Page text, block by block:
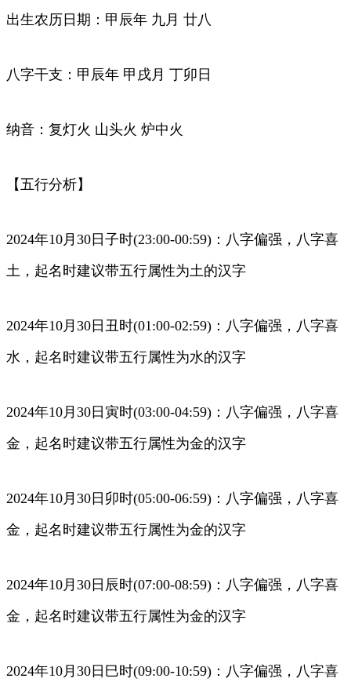
出生农历日期：甲辰年 九月 廿八
八字干支：甲辰年 甲戌月 丁卯日
纳音：复灯火 山头火 炉中火
【五行分析】
2024年10月30日子时(23:00-00:59)：八字偏强，八字喜
土，起名时建议带五行属性为土的汉字
2024年10月30日丑时(01:00-02:59)：八字偏强，八字喜
水，起名时建议带五行属性为水的汉字
2024年10月30日寅时(03:00-04:59)：八字偏强，八字喜
金，起名时建议带五行属性为金的汉字
2024年10月30日卯时(05:00-06:59)：八字偏强，八字喜
金，起名时建议带五行属性为金的汉字
2024年10月30日辰时(07:00-08:59)：八字偏强，八字喜
金，起名时建议带五行属性为金的汉字
2024年10月30日巳时(09:00-10:59)：八字偏强，八字喜